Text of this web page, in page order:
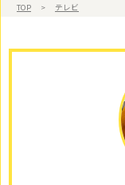
TOP > テレビ